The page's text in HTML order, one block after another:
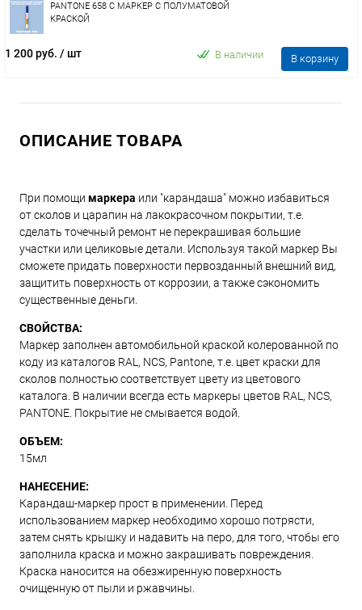
PANTONE 658 C МАРКЕР С ПОЛУМАТОВОЙ
КРАСКОЙ
1 200 руб. / шт В наличии В корзину
ОПИСАНИЕ ТОВАРА
При помощи маркера или "карандаша" можно избавиться
от сколов и царапин на лакокрасочном покрытии, т.е.
сделать точечный ремонт не перекрашивая большие
участки или целиковые детали. Используя такой маркер Вы
сможете придать поверхности первозданный внешний вид,
защитить поверхность от коррозии, а также сэкономить
существенные деньги.
СВОЙСТВА:
Маркер заполнен автомобильной краской колерованной по
коду из каталогов RAL, NCS, Pantone, т.е. цвет краски для
сколов полностью соответствует цвету из цветового
каталога. В наличии всегда есть маркеры цветов RAL, NCS,
PANTONE. Покрытие не смывается водой.
ОБЪЕМ:
15мл
НАНЕСЕНИЕ:
Карандаш-маркер прост в применении. Перед
использованием маркер необходимо хорошо потрясти,
затем снять крышку и надавить на перо, для того, чтобы его
заполнила краска и можно закрашивать повреждения.
Краска наносится на обезжиренную поверхность
очищенную от пыли и ржавчины.